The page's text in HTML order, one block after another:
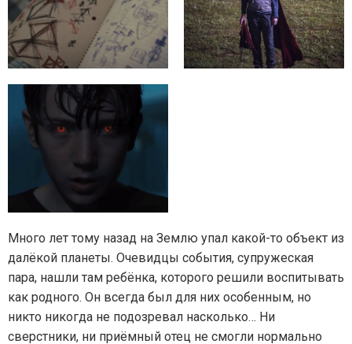
Много лет тому назад на Землю упал какой-то объект из
далёкой планеты. Очевидцы события, супружеская
пара, нашли там ребёнка, которого решили воспитывать
как родного. Он всегда был для них особенным, но
никто никогда не подозревал насколько… Ни
сверстники, ни приёмный отец не смогли нормально